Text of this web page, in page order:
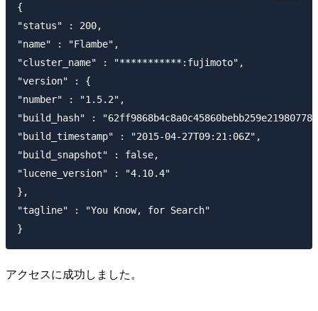
{
"status" : 200,
"name" : "Flambe",
"cluster_name" : "***********:fujimoto",
"version" : {
"number" : "1.5.2",
"build_hash" :
"build_timestamp" : "2015-04-27T09:21:06Z",
"build_snapshot" : false,
"lucene_version" : "4.10.4"
},
"tagline" : "You Know, for Search"
アクセスに成功しました。